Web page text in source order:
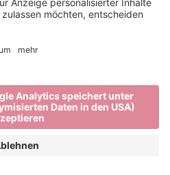
Förderungen